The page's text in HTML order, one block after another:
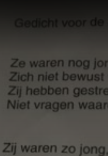
Home
AFC 1
Teams